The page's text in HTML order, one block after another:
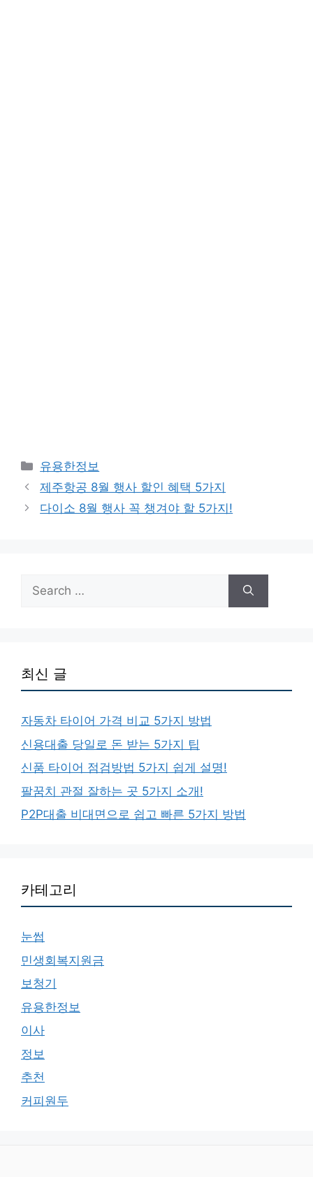
Categories
유용한정보
제주항공 8월 행사 할인 혜택 5가지
다이소 8월 행사 꼭 챙겨야 할 5가지!
Search
for:
최신 글
자동차 타이어 가격 비교 5가지 방법
신용대출 당일로 돈 받는 5가지 팁
신품 타이어 점검방법 5가지 쉽게 설명!
팔꿈치 관절 잘하는 곳 5가지 소개!
P2P대출 비대면으로 쉽고 빠른 5가지 방법
카테고리
눈썹
민생회복지원금
보청기
유용한정보
이사
정보
추천
커피원두